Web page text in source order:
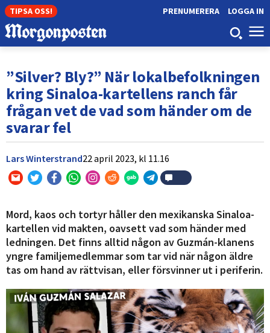
TIPSA OSS! LOGGA IN
PRENUMERERA
”Silver? Bly?” När lokalbefolkningen
kring Sinaloa-kartellens ranch får
frågan vet de vad som händer om de
svarar fel
Lars Winterstrand22 april 2023, kl 11.16
Mord, kaos och tortyr håller den mexikanska Sinaloa-
kartellen vid makten, oavsett vad som händer med
ledningen. Det finns alltid någon av Guzmán-klanens
yngre familjemedlemmar som tar vid när någon äldre
tas om hand av rättvisan, eller försvinner ut i periferin.